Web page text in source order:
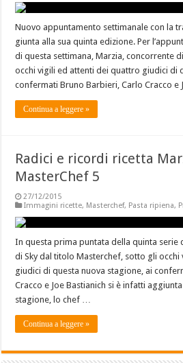
Nuovo appuntamento settimanale con la
giunta alla sua quinta edizione. Per
di questa settimana, Marzia, concorrente
occhi vigili ed attenti dei quattro giudici di
confermati Bruno Barbieri, Carlo Cracco e
Continua a leggere »
Radici e ricordi ricetta
MasterChef 5
27/12/2015
Immagini ricette, Masterchef, Pasta ripiena,
In questa prima puntata della quinta serie
di Sky dal titolo Masterchef, sotto gli
giudici di questa nuova stagione, ai
Cracco e Joe Bastianich si è infatti
stagione, lo chef …
Continua a leggere »